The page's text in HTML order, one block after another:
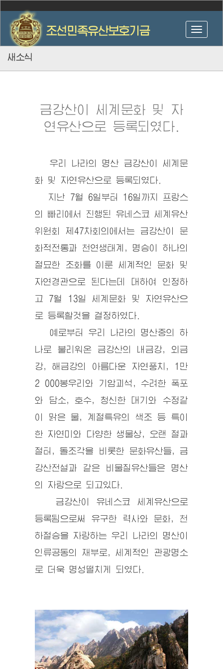
새소식
금강산이 세계문화 및 자
연유산으로 등록되였다.
우리 나라의 명산 금강산이 세계문
화 및 자연유산으로 등록되였다.
지난 7월 6일부터 16일까지 프랑스
의 빠리에서 진행된 유네스코 세계유산
위원회 제47차회의에서는 금강산이 문
화적전통과 천연생태계, 명승이 하나의
절묘한 조화를 이룬 세계적인 문화 및
자연경관으로 된다는데 대하여 인정하
고 7월 13일 세계문화 및 자연유산으
로 등록할것을 결정하였다.
예로부터 우리 나라의 명산중의 하
나로 불리워온 금강산의 내금강, 외금
강, 해금강의 아름다운 자연풍치, 1만
2 000봉우리와 기암괴석, 수려한 폭포
와 담소, 호수, 청신한 대기와 수정같
이 맑은 물, 계절특유의 색조 등 특이
한 자연미와 다양한 생물상, 오랜 절과
절터, 돌조각을 비롯한 문화유산들, 금
강산전설과 같은 비물질유산들은 명산
의 자랑으로 되고있다.
금강산이 유네스코 세계유산으로
등록됨으로써 유구한 력사와 문화, 천
하절승을 자랑하는 우리 나라의 명산이
인류공동의 재부로, 세계적인 관광명소
로 더욱 명성떨치게 되였다.